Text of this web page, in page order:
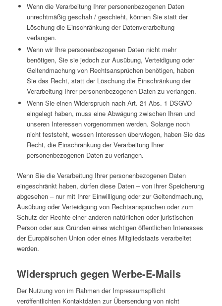
Wenn die Verarbeitung Ihrer personenbezogenen Daten
unrechtmäßig geschah / geschieht, können Sie statt der
Löschung die Einschränkung der Datenverarbeitung
verlangen.
Wenn wir Ihre personenbezogenen Daten nicht mehr
benötigen, Sie sie jedoch zur Ausübung, Verteidigung oder
Geltendmachung von Rechtsansprüchen benötigen, haben
Sie das Recht, statt der Löschung die Einschränkung der
Verarbeitung Ihrer personenbezogenen Daten zu verlangen.
Wenn Sie einen Widerspruch nach Art. 21 Abs. 1 DSGVO
eingelegt haben, muss eine Abwägung zwischen Ihren und
unseren Interessen vorgenommen werden. Solange noch
nicht feststeht, wessen Interessen überwiegen, haben Sie das
Recht, die Einschränkung der Verarbeitung Ihrer
personenbezogenen Daten zu verlangen.
Wenn Sie die Verarbeitung Ihrer personenbezogenen Daten
eingeschränkt haben, dürfen diese Daten – von ihrer Speicherung
abgesehen – nur mit Ihrer Einwilligung oder zur Geltendmachung,
Ausübung oder Verteidigung von Rechtsansprüchen oder zum
Schutz der Rechte einer anderen natürlichen oder juristischen
Person oder aus Gründen eines wichtigen öffentlichen Interesses
der Europäischen Union oder eines Mitgliedstaats verarbeitet
werden.
Widerspruch gegen Werbe-E-Mails
Der Nutzung von im Rahmen der Impressumspflicht
veröffentlichten Kontaktdaten zur Übersendung von nicht